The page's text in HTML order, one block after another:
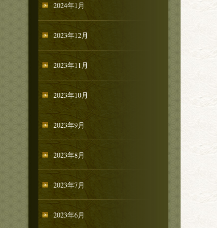
2024年1月
2023年12月
2023年11月
2023年10月
2023年9月
2023年8月
2023年7月
2023年6月